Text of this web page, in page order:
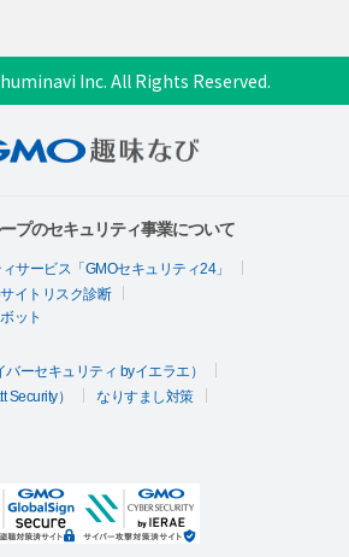
Inc. All Rights Reserved.